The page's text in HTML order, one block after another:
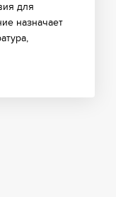
для
назначает